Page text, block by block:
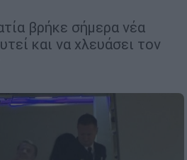
βρήκε σήμερα νέα
και να χλευάσει τον